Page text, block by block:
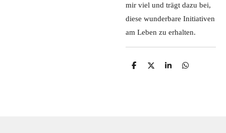
mir viel und trägt dazu bei,
diese wunderbare Initiativen
am Leben zu erhalten.
T
T
T
T